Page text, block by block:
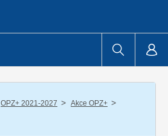
OPZ+ 2021-2027 / Akce OPZ+ /